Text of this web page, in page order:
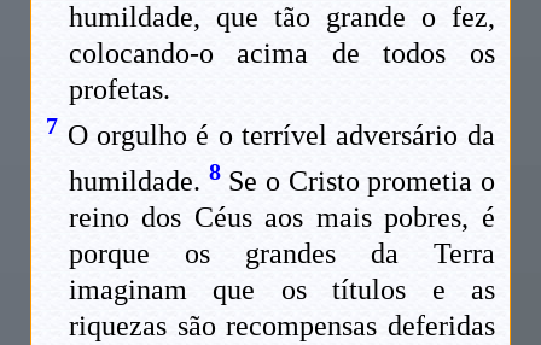
humildade, que tão grande o fez,
colocando-o acima de todos os
profetas.
7 O orgulho é o terrível adversário da
humildade. 8Se o Cristo prometia o
reino dos Céus aos mais pobres, é
porque os grandes da Terra
imaginam que os títulos e as
riquezas são recompensas deferidas